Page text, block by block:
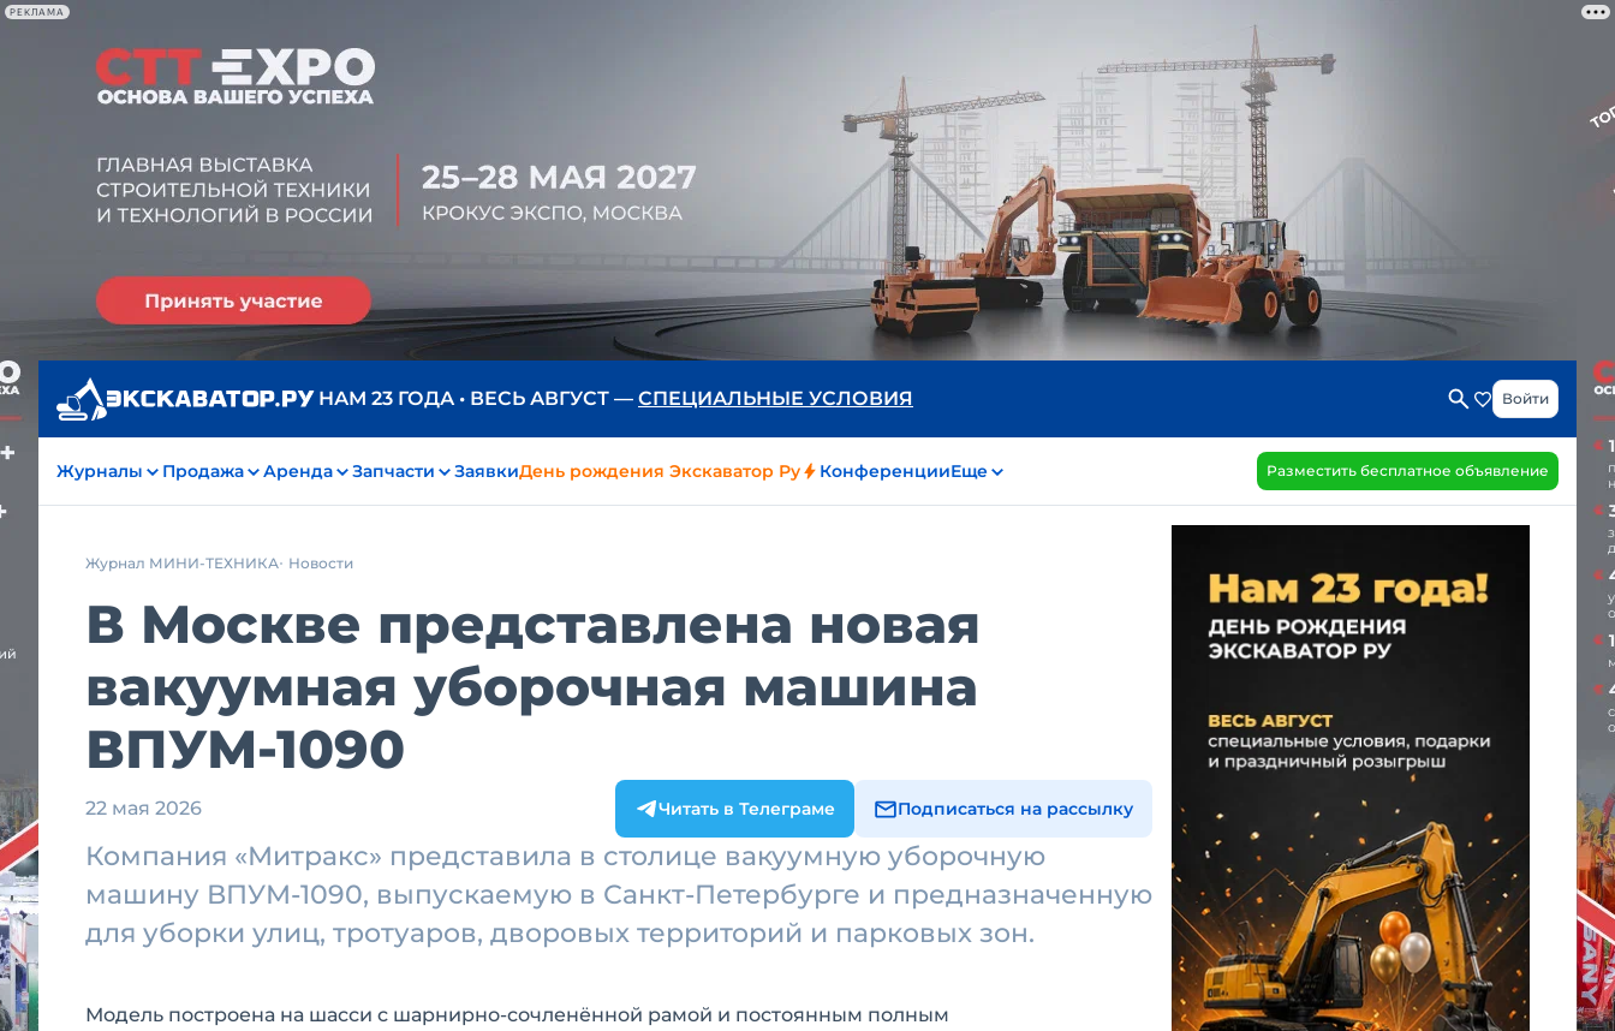
РЕКЛАМА
НАМ 23 ГОДА • ВЕСЬ АВГУСТ — СПЕЦИАЛЬНЫЕ УСЛОВИЯ Войти
Журналы Продажа Аренда Запчасти ЗаявкиДень рождения Экскаватор Ру КонференцииЕще Разместить бесплатное объявление
Журнал МИНИ-ТЕХНИКА Новости
В Москве представлена новая
вакуумная уборочная машина
ВПУМ-1090
22 мая 2026 Читать в Телеграме Подписаться на рассылку
Компания «Митракс» представила в столице вакуумную уборочную
машину ВПУМ-1090, выпускаемую в Санкт-Петербурге и предназначенную
для уборки улиц, тротуаров, дворовых территорий и парковых зон.
Модель построена на шасси с шарнирно-сочленённой рамой и постоянным полным